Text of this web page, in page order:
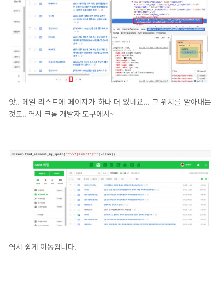
앗.. 메일 리스트에 페이지가 하나 더 있네요... 그 위치를 알아내는
것도.. 역시 크롬 개발자 도구에서~
역시 쉽게 이동됩니다.